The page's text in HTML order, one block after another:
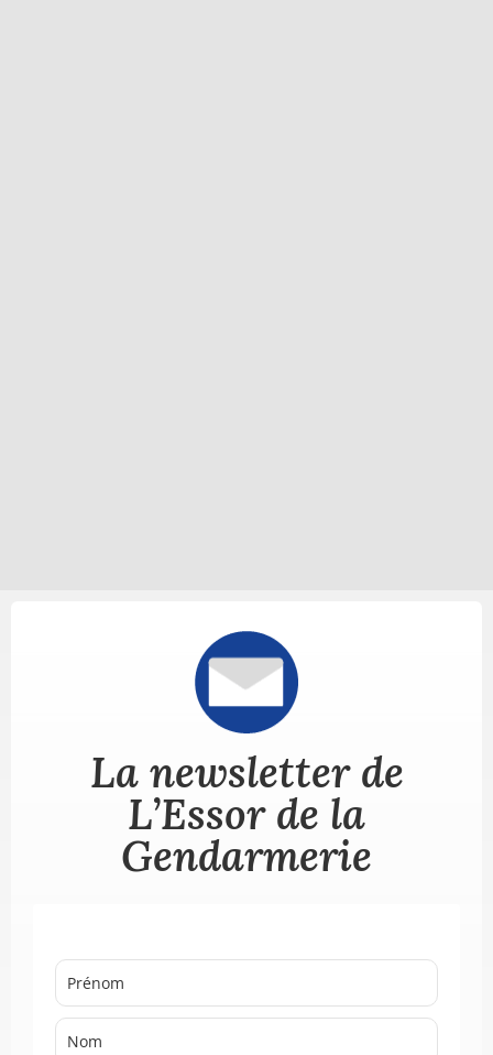
La newsletter de
L’Essor de la
Gendarmerie